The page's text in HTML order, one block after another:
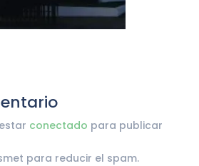
conectado para publicar
para reducir el spam.